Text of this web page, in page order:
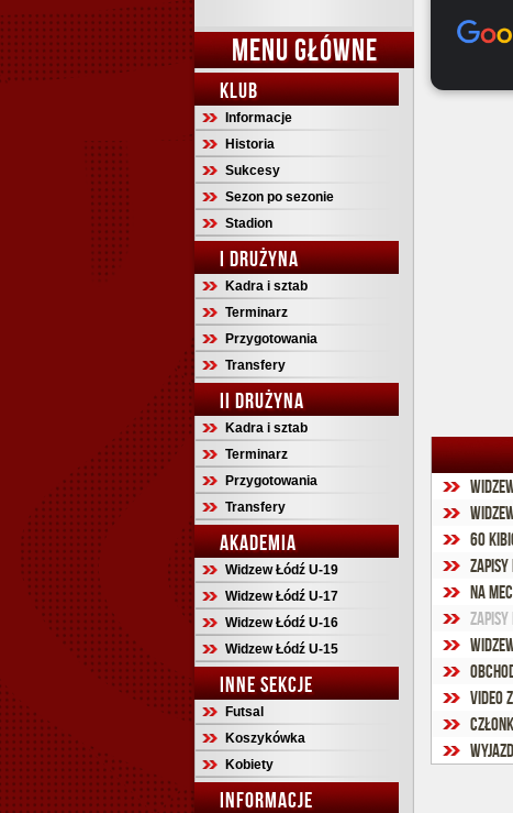
MENU GŁÓWNE
KLUB
Informacje
Historia
Sukcesy
Sezon po sezonie
Stadion
I DRUŻYNA
Kadra i sztab
Terminarz
Przygotowania
Transfery
II DRUŻYNA
Kadra i sztab
Terminarz
Przygotowania
Transfery
AKADEMIA
Widzew Łódź U-19
Widzew Łódź U-17
Widzew Łódź U-16
Widzew Łódź U-15
INNE SEKCJE
Futsal
Koszykówka
Kobiety
INFORMACJE
60
Na
Video